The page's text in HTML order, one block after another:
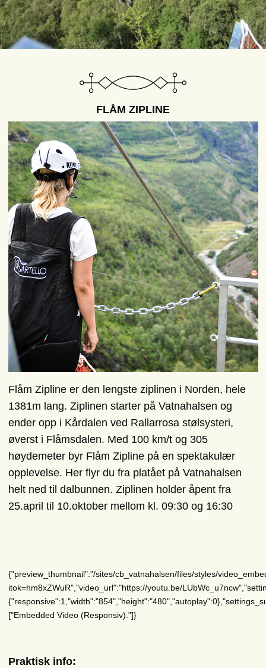
FLÅM ZIPLINE
Flåm Zipline er den lengste ziplinen i Norden, hele
1381m lang. Ziplinen starter på Vatnahalsen og
ender opp i Kårdalen ved Rallarrosa stølsysteri,
øverst i Flåmsdalen. Med 100 km/t og 305
høydemeter byr Flåm Zipline på en spektakulær
opplevelse. Her flyr du fra platået på Vatnahalsen
helt ned til dalbunnen. Ziplinen holder åpent fra
25.april til 10.oktober mellom kl. 09:30 og 16:30
{"preview_thumbnail":"/sites/cb_vatnahalsen/files/styles/
itok=hm8xZWuR","video_url":"https://youtu.be/
["Embedded Video (Responsiv)."]}
Praktisk info: